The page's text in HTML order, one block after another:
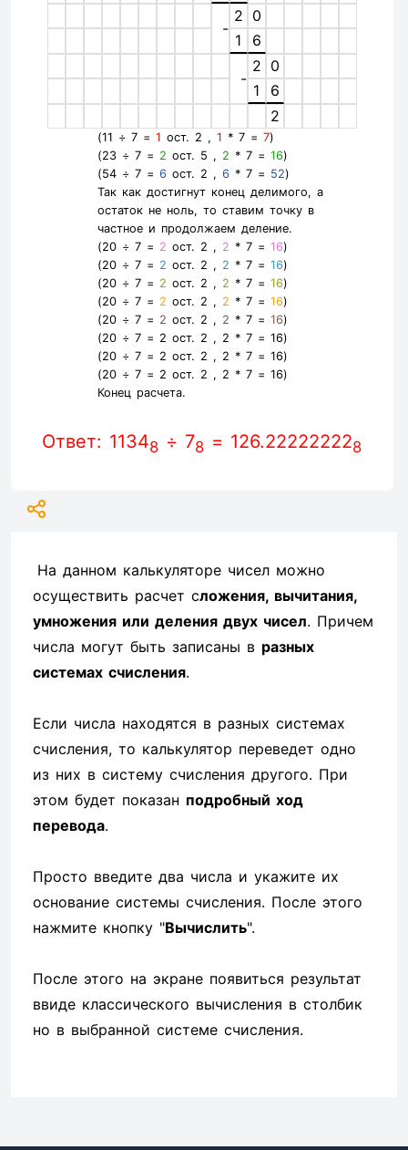
-
2 0
1
6
-
2 0
1
6
2
(11 ÷ 7 = 1 ост. 2 , 1 * 7 = 7)
(23 ÷ 7 = 2 ост. 5 , 2 * 7 = 16)
(54 ÷ 7 = 6 ост. 2 , 6 * 7 = 52)
Так как достигнут конец делимого, а
остаток не ноль, то ставим точку в
частное и продолжаем деление.
(20 ÷ 7 = 2 ост. 2 , 2 * 7 = 16)
(20 ÷ 7 = 2 ост. 2 , 2 * 7 = 16)
(20 ÷ 7 = 2 ост. 2 , 2 * 7 = 16)
(20 ÷ 7 = 2 ост. 2 , 2 * 7 = 16)
(20 ÷ 7 = 2 ост. 2 , 2 * 7 = 16)
(20 ÷ 7 = 2 ост. 2 , 2 * 7 = 16)
(20 ÷ 7 = 2 ост. 2 , 2 * 7 = 16)
(20 ÷ 7 = 2 ост. 2 , 2 * 7 = 16)
Конец расчета.
Ответ: 11348 ÷ 78 = 126.222222228
На данном калькуляторе чисел можно
осуществить расчет сложения, вычитания,
умножения или деления двух чисел. Причем
числа могут быть записаны в разных
системах счисления.
Если числа находятся в разных системах
счисления, то калькулятор переведет одно
из них в систему счисления другого. При
этом будет показан подробный ход
перевода.
Просто введите два числа и укажите их
основание системы счисления. После этого
нажмите кнопку "Вычислить".
После этого на экране появиться результат
ввиде классического вычисления в столбик
но в выбранной системе счисления.